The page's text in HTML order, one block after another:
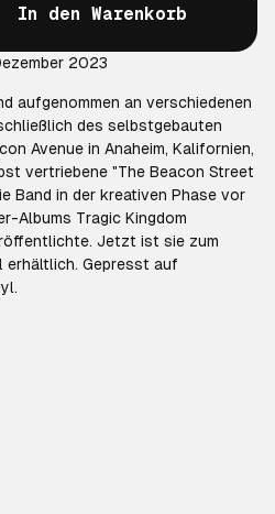
In den Warenkorb
2023
aufgenommen an verschiedenen
des selbstgebauten
Avenue in Anaheim, Kalifornien,
vertriebene "The Beacon Street
Band in der kreativen Phase vor
Albums Tragic Kingdom
Jetzt ist sie zum
Gepresst auf